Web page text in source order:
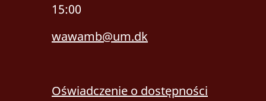
15:00
wawamb@um.dk
Oświadczenie o dostępności